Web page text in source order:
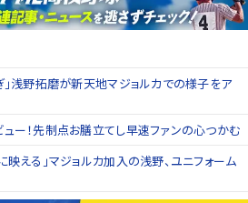
」浅野拓磨が新天地マジョルカでの様子をア
ー！先制点お膳立てし早速ファンの心つかむ
映える」マジョルカ加入の浅野、ユニフォーム